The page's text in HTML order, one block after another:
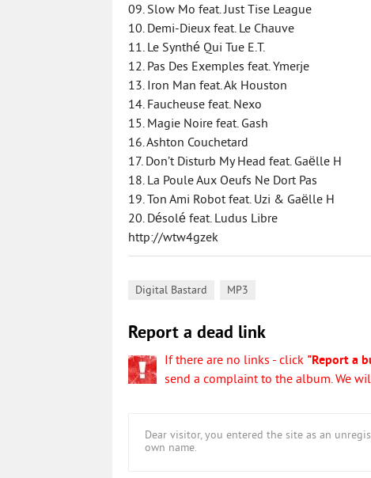
09. Slow Mo feat. Just Tise League
10. Demi-Dieux feat. Le Chauve
11. Le Synthé Qui Tue E.T.
12. Pas Des Exemples feat. Ymerje
13. Iron Man feat. Ak Houston
14. Faucheuse feat. Nexo
15. Magie Noire feat. Gash
16. Ashton Couchetard
17. Don’t Disturb My Head feat. Gaëlle H
18. La Poule Aux Oeufs Ne Dort Pas
19. Ton Ami Robot feat. Uzi & Gaëlle H
20. Désolé feat. Ludus Libre
http://wtw4gzek
Digital Bastard MP3
Report a dead link
If there are no links - click "Report a
send a complaint to the album. We
Dear visitor, you entered the site as an
own name.